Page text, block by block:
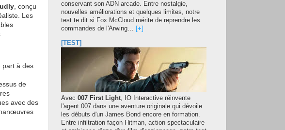
, conçu
Les
part à des
de
avec des
conservant son ADN arcade. Entre nostalgie,
nouvelles améliorations et quelques limites, notre
test te dit si Fox McCloud mérite de reprendre les
commandes de l'Arwing…
+
[TEST]
Avec 007 First Light , IO Interactive réinvente
l'agent 007 dans une aventure originale qui dévoile
les débuts d'un James Bond encore en formation.
Entre infiltration façon Hitman, action spectaculaire